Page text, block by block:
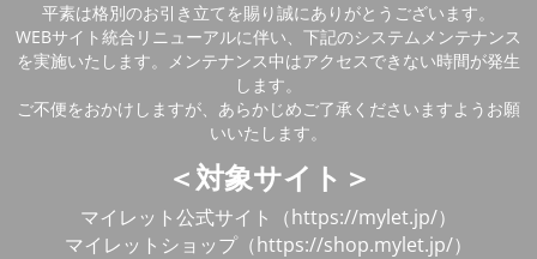
平素は格別のお引き立てを賜り誠にありがとうございます。
WEBサイト統合リニューアルに伴い、下記のシステムメンテナンス
を実施いたします。メンテナンス中はアクセスできない時間が発生
します。
ご不便をおかけしますが、あらかじめご了承くださいますようお願
いいたします。
＜対象サイト＞
マイレット公式サイト（https://mylet.jp/）
マイレットショップ（https://shop.mylet.jp/）